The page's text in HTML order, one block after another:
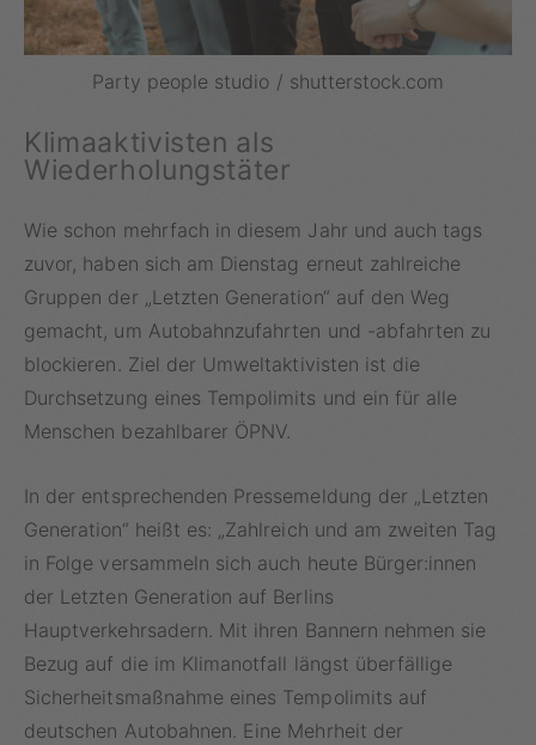
Party people studio / shutterstock.com
Klimaaktivisten als
Wiederholungstäter
Wie schon mehrfach in diesem Jahr und auch tags
zuvor, haben sich am Dienstag erneut zahlreiche
Gruppen der „Letzten Generation“ auf den Weg
gemacht, um Autobahnzufahrten und -abfahrten zu
blockieren. Ziel der Umweltaktivisten ist die
Durchsetzung eines Tempolimits und ein für alle
Menschen bezahlbarer ÖPNV.
In der entsprechenden Pressemeldung der „Letzten
Generation“ heißt es: „Zahlreich und am zweiten Tag
in Folge versammeln sich auch heute Bürger:innen
der Letzten Generation auf Berlins
Hauptverkehrsadern. Mit ihren Bannern nehmen sie
Bezug auf die im Klimanotfall längst überfällige
Sicherheitsmaßnahme eines Tempolimits auf
deutschen Autobahnen. Eine Mehrheit der